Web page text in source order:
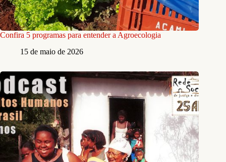
Confira 5 programas para entender a Agroecologia
15 de maio de 2026